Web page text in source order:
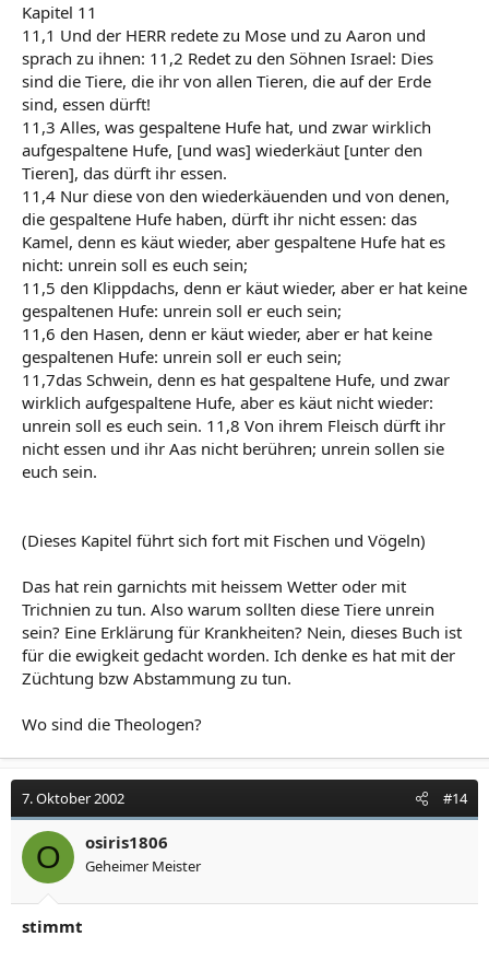
Kapitel 11
11,1 Und der HERR redete zu Mose und zu Aaron und
sprach zu ihnen: 11,2 Redet zu den Söhnen Israel: Dies
sind die Tiere, die ihr von allen Tieren, die auf der Erde
sind, essen dürft!
11,3 Alles, was gespaltene Hufe hat, und zwar wirklich
aufgespaltene Hufe, [und was] wiederkäut [unter den
Tieren], das dürft ihr essen.
11,4 Nur diese von den wiederkäuenden und von denen,
die gespaltene Hufe haben, dürft ihr nicht essen: das
Kamel, denn es käut wieder, aber gespaltene Hufe hat es
nicht: unrein soll es euch sein;
11,5 den Klippdachs, denn er käut wieder, aber er hat keine
gespaltenen Hufe: unrein soll er euch sein;
11,6 den Hasen, denn er käut wieder, aber er hat keine
gespaltenen Hufe: unrein soll er euch sein;
11,7das Schwein, denn es hat gespaltene Hufe, und zwar
wirklich aufgespaltene Hufe, aber es käut nicht wieder:
unrein soll es euch sein. 11,8 Von ihrem Fleisch dürft ihr
nicht essen und ihr Aas nicht berühren; unrein sollen sie
euch sein.
(Dieses Kapitel führt sich fort mit Fischen und Vögeln)
Das hat rein garnichts mit heissem Wetter oder mit
Trichnien zu tun. Also warum sollten diese Tiere unrein
sein? Eine Erklärung für Krankheiten? Nein, dieses Buch ist
für die ewigkeit gedacht worden. Ich denke es hat mit der
Züchtung bzw Abstammung zu tun.
Wo sind die Theologen?
7. Oktober 2002 #14
O osiris1806
Geheimer Meister
stimmt